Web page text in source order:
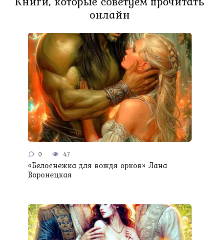
онлайн
0 47
«Белоснежка для вождя орков» Лана
Воронецкая